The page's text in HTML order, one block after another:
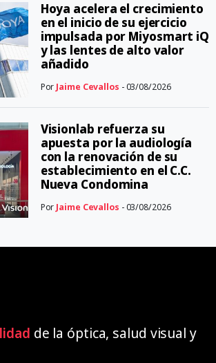
Hoya acelera el crecimiento
en el inicio de su ejercicio
impulsada por Miyosmart iQ
y las lentes de alto valor
añadido
Por Jaime Cevallos - 03/08/2026
Visionlab refuerza su
apuesta por la audiología
con la renovación de su
establecimiento en el C.C.
Nueva Condomina
Por Jaime Cevallos - 03/08/2026
de la óptica, salud visual y